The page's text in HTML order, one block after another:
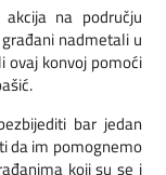
na području
nadmetali u
ovaj konvoj pomoći
bar jedan
da im pomognemo